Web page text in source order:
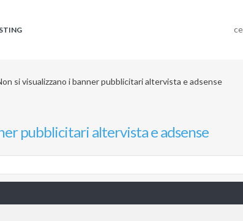
si visualizzano i banner pubblicitari altervista e adsense
pubblicitari altervista e adsense